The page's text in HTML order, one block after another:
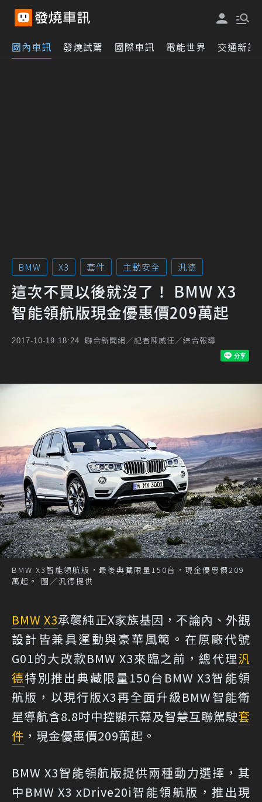
國內車訊 發燒試駕 國際車訊 電能世界 交通新訊
BMW X3 套件 主動安全 汎德
這次不買以後就沒了！ BMW X3
智能領航版現金優惠價209萬起
2017-10-19 18:24 聯合新聞網／記者陳威任／綜合報導
BMW X3智能領航版，最後典藏限量150台，現金優惠價209
萬起。 圖／汎德提供
BMW X3承襲純正X家族基因，不論內、外觀
設計皆兼具運動與豪華風範。在原廠代號
G01的大改款BMW X3來臨之前，總代理汎
德特別推出典藏限量150台BMW X3智能領
航版，以現行版X3再全面升級BMW智能衛
星導航含8.8吋中控顯示幕及智慧互聯駕駛套
件 ，現金優惠價209萬起。
BMW X3智能領航版提供兩種動力選擇，其
中BMW X3 xDrive20i智能領航版，推出現